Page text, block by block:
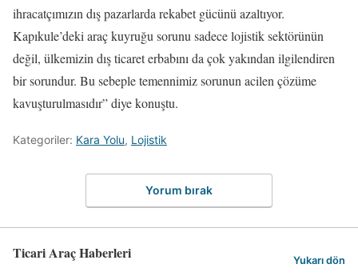
ihracatçımızın dış pazarlarda rekabet gücünü azaltıyor.
Kapıkule’deki araç kuyruğu sorunu sadece lojistik sektörünün
değil, ülkemizin dış ticaret erbabını da çok yakından ilgilendiren
bir sorundur. Bu sebeple temennimiz sorunun acilen çözüme
kavuşturulmasıdır” diye konuştu.
Kategoriler: Kara Yolu, Lojistik
Yorum bırak
Ticari Araç Haberleri Yukarı dön